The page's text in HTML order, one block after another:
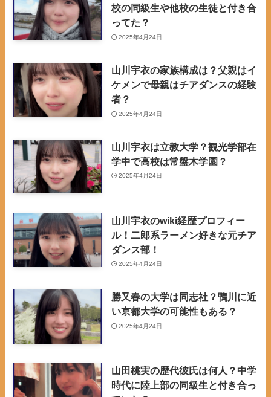
校の同級生や他校の生徒と付き合
ってた？
2025年4月24日
山川宇衣の家族構成は？父親はイ
ケメンで母親はチアダンスの経験
者？
2025年4月24日
山川宇衣は立教大学？観光学部在
学中で高校は常盤木学園？
2025年4月24日
山川宇衣のwiki経歴プロフィー
ル！二郎系ラーメン好きな元チア
ダンス部！
2025年4月24日
勝又春の大学は同志社？鴨川に近
い京都大学の可能性もある？
2025年4月24日
山田桃実の歴代彼氏は何人？中学
時代に陸上部の同級生と付き合っ